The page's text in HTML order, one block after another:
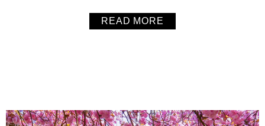
READ MORE